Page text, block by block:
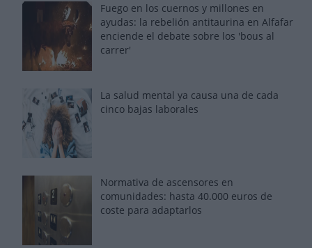
Fuego en los cuernos y millones en
ayudas: la rebelión antitaurina en Alfafar
enciende el debate sobre los 'bous al
carrer'
La salud mental ya causa una de cada
cinco bajas laborales
Normativa de ascensores en
comunidades: hasta 40.000 euros de
coste para adaptarlos